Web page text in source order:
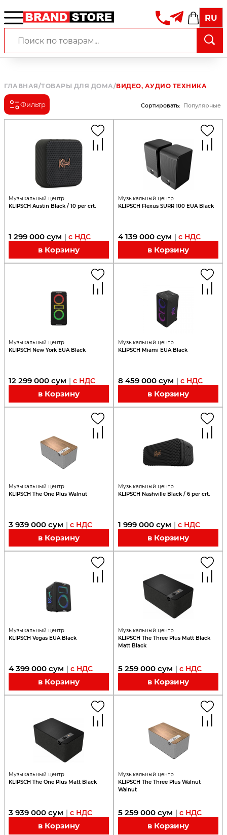
RU
ГЛАВНАЯ/ТОВАРЫ ДЛЯ ДОМА/ВИДЕО, АУДИО ТЕХНИКА
Фильтр Сортировать: Популярные
Музыкальный центр
KLIPSCH Austin Black / 10 per crt.
1 299 000 сум | с НДС
в Корзину
Музыкальный центр
KLIPSCH Flexus SURR 100 EUA Black
4 139 000 сум | с НДС
в Корзину
Музыкальный центр
KLIPSCH New York EUA Black
12 299 000 сум | с НДС
в Корзину
Музыкальный центр
KLIPSCH Miami EUA Black
8 459 000 сум | с НДС
в Корзину
Музыкальный центр
KLIPSCH The One Plus Walnut
3 939 000 сум | с НДС
в Корзину
Музыкальный центр
KLIPSCH Nashville Black / 6 per crt.
1 999 000 сум | с НДС
в Корзину
Музыкальный центр
KLIPSCH Vegas EUA Black
4 399 000 сум | с НДС
в Корзину
Музыкальный центр
KLIPSCH The Three Plus Matt Black
Matt Black
5 259 000 сум | с НДС
в Корзину
Музыкальный центр
KLIPSCH The One Plus Matt Black
3 939 000 сум | с НДС
в Корзину
Музыкальный центр
KLIPSCH The Three Plus Walnut
Walnut
5 259 000 сум | с НДС
в Корзину